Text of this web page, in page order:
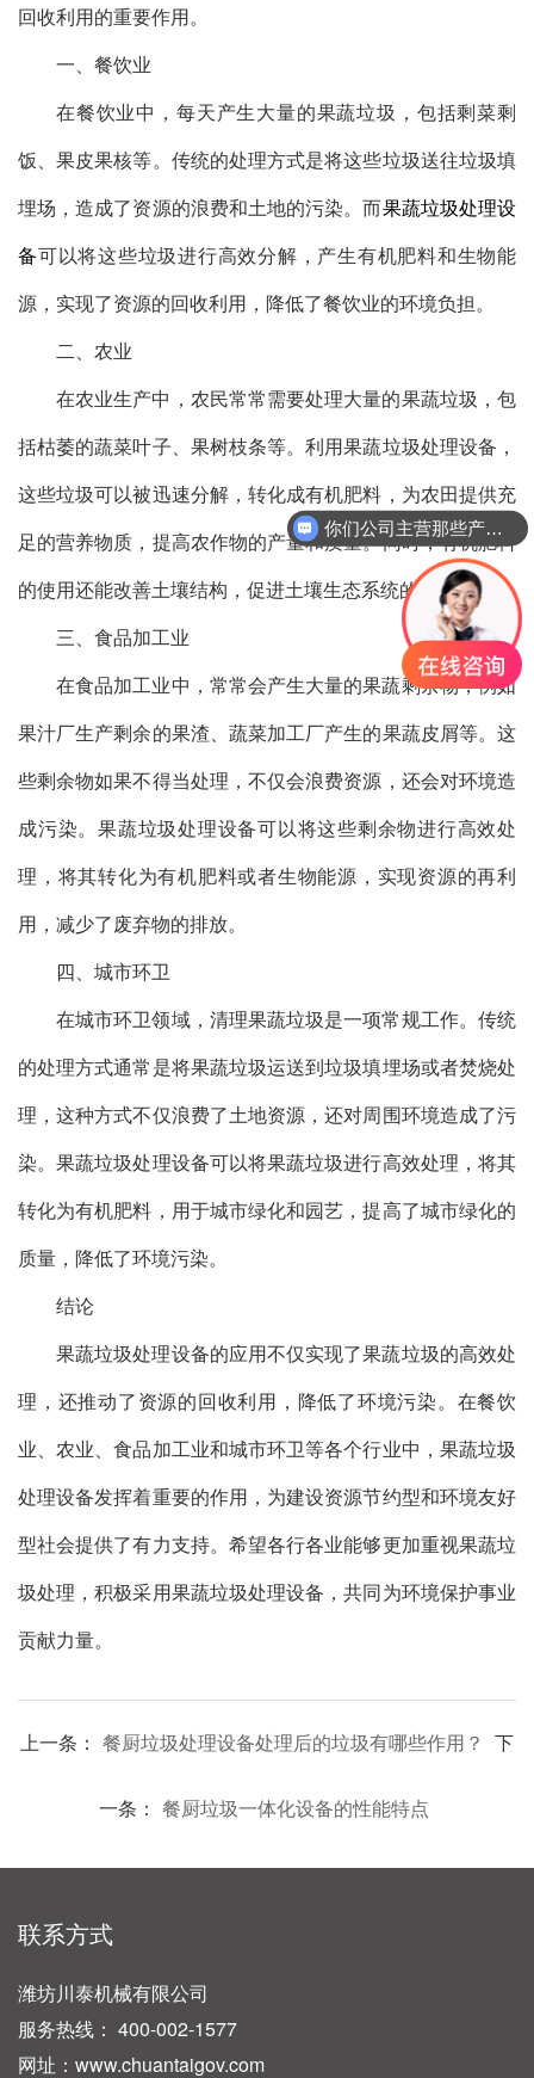
回收利用的重要作用。
一、餐饮业
在餐饮业中，每天产生大量的果蔬垃圾，包括剩菜剩
饭、果皮果核等。传统的处理方式是将这些垃圾送往垃圾填
埋场，造成了资源的浪费和土地的污染。而果蔬垃圾处理设
备可以将这些垃圾进行高效分解，产生有机肥料和生物能
源，实现了资源的回收利用，降低了餐饮业的环境负担。
二、农业
在农业生产中，农民常常需要处理大量的果蔬垃圾，包
括枯萎的蔬菜叶子、果树枝条等。利用果蔬垃圾处理设备，
这些垃圾可以被迅速分解，转化成有机肥料，为农田提供充
足的营养物质，提高农作物的产量和质量。同时，有机肥料
的使用还能改善土壤结构，促进土壤生态系统的平衡发展。
三、食品加工业
在食品加工业中，常常会产生大量的果蔬剩余物，例如
果汁厂生产剩余的果渣、蔬菜加工厂产生的果蔬皮屑等。这
些剩余物如果不得当处理，不仅会浪费资源，还会对环境造
成污染。果蔬垃圾处理设备可以将这些剩余物进行高效处
理，将其转化为有机肥料或者生物能源，实现资源的再利
用，减少了废弃物的排放。
四、城市环卫
在城市环卫领域，清理果蔬垃圾是一项常规工作。传统
的处理方式通常是将果蔬垃圾运送到垃圾填埋场或者焚烧处
理，这种方式不仅浪费了土地资源，还对周围环境造成了污
染。果蔬垃圾处理设备可以将果蔬垃圾进行高效处理，将其
转化为有机肥料，用于城市绿化和园艺，提高了城市绿化的
质量，降低了环境污染。
结论
果蔬垃圾处理设备的应用不仅实现了果蔬垃圾的高效处
理，还推动了资源的回收利用，降低了环境污染。在餐饮
业、农业、食品加工业和城市环卫等各个行业中，果蔬垃圾
处理设备发挥着重要的作用，为建设资源节约型和环境友好
型社会提供了有力支持。希望各行各业能够更加重视果蔬垃
圾处理，积极采用果蔬垃圾处理设备，共同为环境保护事业
贡献力量。
上一条： 餐厨垃圾处理设备处理后的垃圾有哪些作用？ 下
一条： 餐厨垃圾一体化设备的性能特点
联系方式
潍坊川泰机械有限公司
服务热线： 400-002-1577
网址：www.chuantaigov.com
你们公司主营那些产品？